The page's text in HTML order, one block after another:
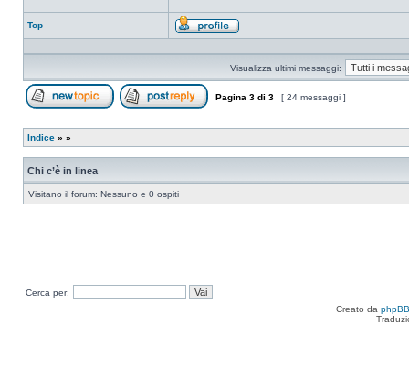
Top
Profilo
Visualizza ultimi messaggi:
Pagina 3 di 3 [ 24 messaggi ]
Indice » »
Chi c’è in linea
Visitano il forum: Nessuno e 0 ospiti
Cerca per:
Creato da phpBB